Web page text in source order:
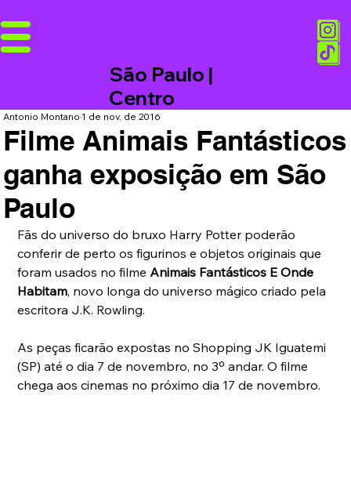
São Paulo |
Centro
Filme Animais Fantásticos
ganha exposição em São
Paulo
Antonio Montano1 de nov. de 2016
Fãs do universo do bruxo Harry Potter poderão
conferir de perto os figurinos e objetos originais que
foram usados no filme Animais Fantásticos E Onde
Habitam, novo longa do universo mágico criado pela
escritora J.K. Rowling.
As peças ficarão expostas no Shopping JK Iguatemi
(SP) até o dia 7 de novembro, no 3º andar. O filme
chega aos cinemas no próximo dia 17 de novembro.